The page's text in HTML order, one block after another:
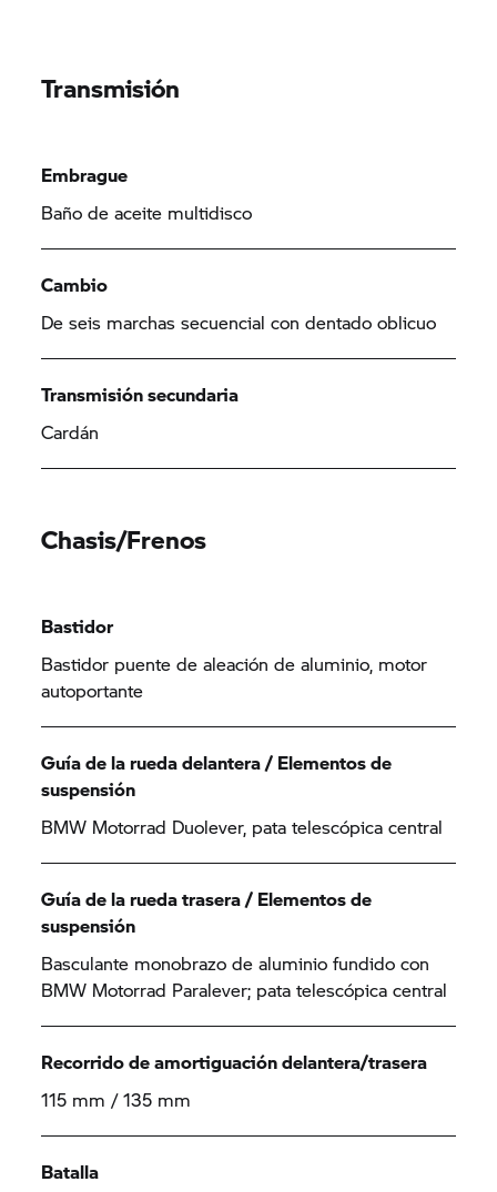
Transmisión
Embrague
Baño de aceite multidisco
Cambio
De seis marchas secuencial con dentado oblicuo
Transmisión secundaria
Cardán
Chasis/Frenos
Bastidor
Bastidor puente de aleación de aluminio, motor
autoportante
Guía de la rueda delantera / Elementos de
suspensión
BMW Motorrad Duolever, pata telescópica central
Guía de la rueda trasera / Elementos de
suspensión
Basculante monobrazo de aluminio fundido con
BMW Motorrad Paralever; pata telescópica central
Recorrido de amortiguación delantera/trasera
115 mm / 135 mm
Batalla